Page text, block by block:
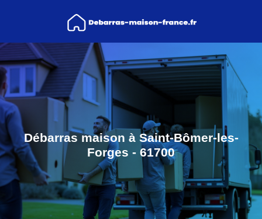
Débarras maison à Saint-Bômer-les-
Forges - 61700